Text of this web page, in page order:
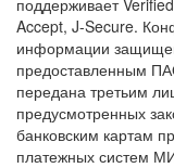
поддерживает
Accept, J-Secure.
информации
предоставленным
передана третьим
предусмотренных
банковским картам
платежных систем